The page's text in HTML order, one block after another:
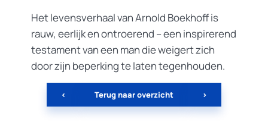
Het levensverhaal van Arnold Boekhoff is
rauw, eerlijk en ontroerend – een inspirerend
testament van een man die weigert zich
door zijn beperking te laten tegenhouden.
< Terug naar overzicht >